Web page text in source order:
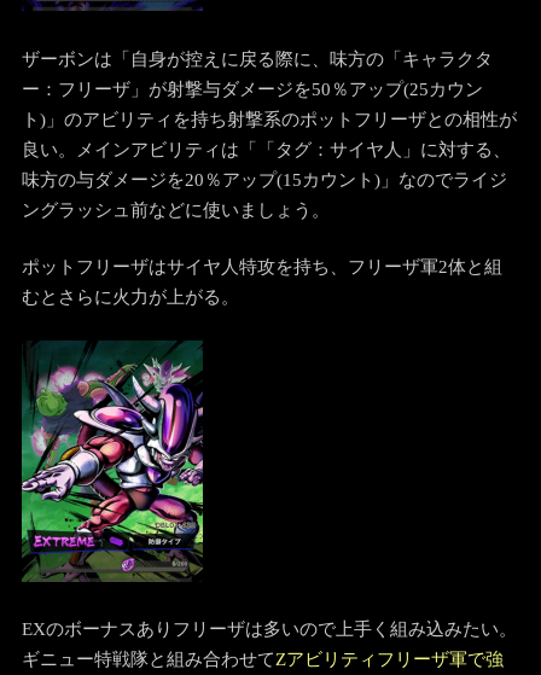
ザーボンは「自身が控えに戻る際に、味方の「キャラクタ
ー：フリーザ」が射撃与ダメージを50％アップ(25カウン
ト)」のアビリティを持ち射撃系のポットフリーザとの相性が
良い。メインアビリティは「「タグ：サイヤ人」に対する、
味方の与ダメージを20％アップ(15カウント)」なのでライジ
ングラッシュ前などに使いましょう。
ポットフリーザはサイヤ人特攻を持ち、フリーザ軍2体と組
むとさらに火力が上がる。
EXのボーナスありフリーザは多いので上手く組み込みたい。
ギニュー特戦隊と組み合わせてZアビリティフリーザ軍で強